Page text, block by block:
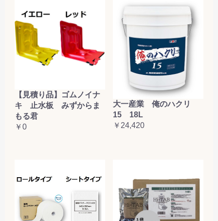
【見積り品】ゴムノイナ
キ 止水板 みずからま
もる君
￥0
大一産業 俺のハクリ
15 18L
￥24,420